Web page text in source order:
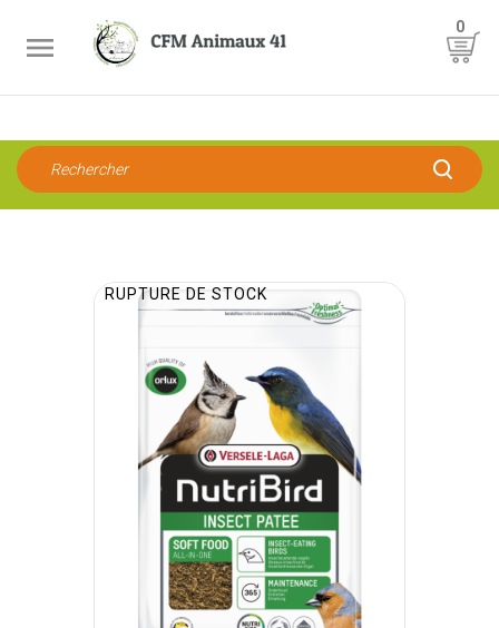

0
RUPTURE DE STOCK